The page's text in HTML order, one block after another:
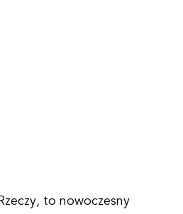
to nowoczesny